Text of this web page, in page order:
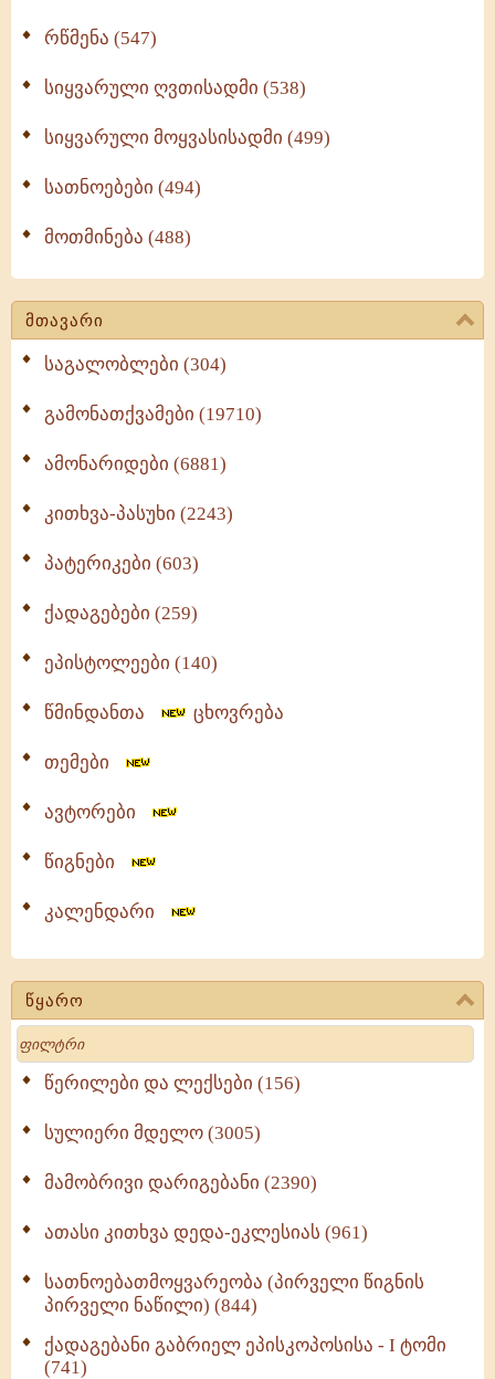
რწმენა (547)
სიყვარული ღვთისადმი (538)
სიყვარული მოყვასისადმი (499)
სათნოებები (494)
მოთმინება (488)
მთავარი
საგალობლები (304)
გამონათქვამები (19710)
ამონარიდები (6881)
კითხვა-პასუხი (2243)
პატერიკები (603)
ქადაგებები (259)
ეპისტოლეები (140)
წმინდანთა ცხოვრება
თემები
ავტორები
წიგნები
კალენდარი
წყარო
Search
წერილები და ლექსები (156)
სულიერი მდელო (3005)
მამობრივი დარიგებანი (2390)
ათასი კითხვა დედა-ეკლესიას (961)
სათნოებათმოყვარეობა (პირველი წიგნის
პირველი ნაწილი) (844)
ქადაგებანი გაბრიელ ეპისკოპოსისა - I ტომი
(741)